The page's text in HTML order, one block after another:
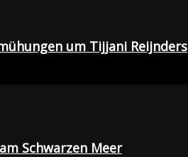
um Tijjani Reijnders
Schwarzen Meer